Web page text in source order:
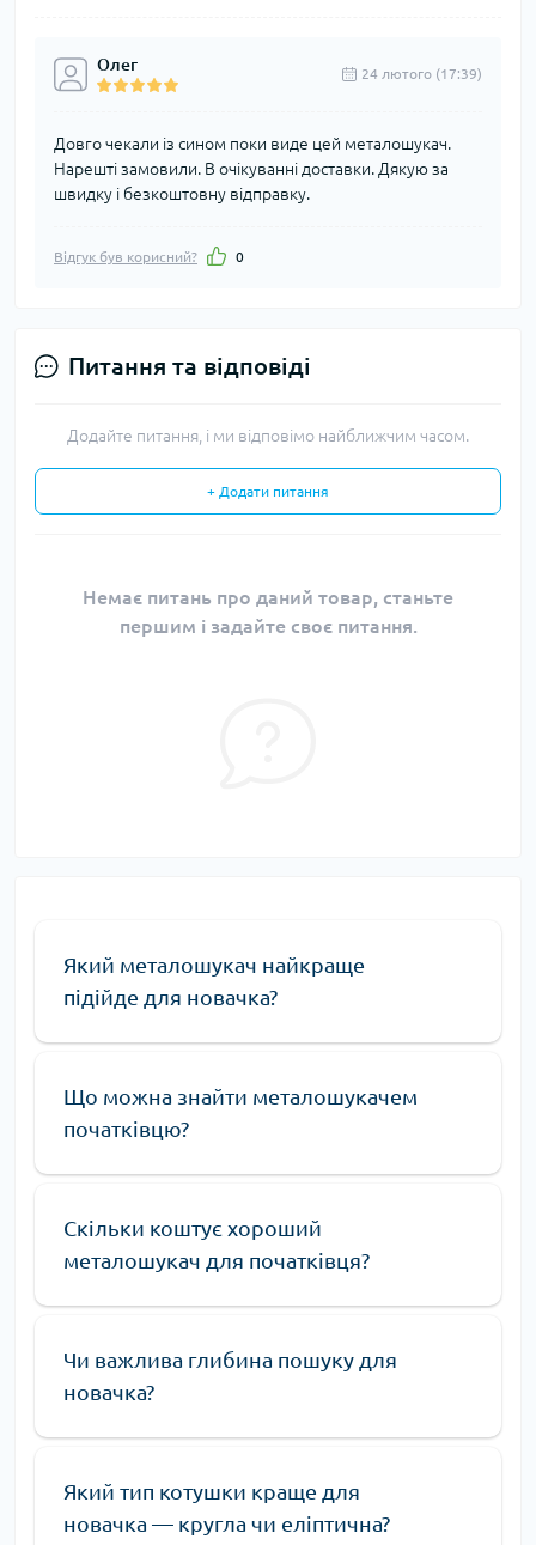
Олег 24 лютого (17:39)
Довго чекали із сином поки виде цей металошукач.
Нарешті замовили. В очікуванні доставки. Дякую за
швидку і безкоштовну відправку.
Відгук був корисний? 0
Питання та відповіді
Додайте питання, і ми відповімо найближчим часом.
+ Додати питання
Немає питань про даний товар, станьте
першим і задайте своє питання.
Який металошукач найкраще
підійде для новачка?
Що можна знайти металошукачем
початківцю?
Скільки коштує хороший
металошукач для початківця?
Чи важлива глибина пошуку для
новачка?
Який тип котушки краще для
новачка — кругла чи еліптична?